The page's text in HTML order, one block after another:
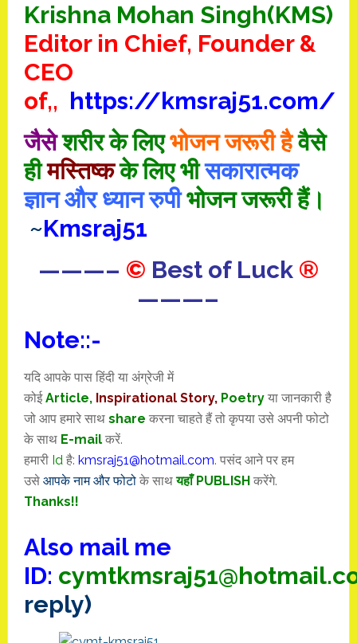
Krishna Mohan Singh(KMS)
Editor in Chief, Founder &
CEO
of,, https://kmsraj51.com/
जैसेशरीर के लिएभोजन जरूरी हैवैसे
हीमस्तिष्कके लिए भीसकारात्मक
ज्ञान और ध्यान रुपीभोजन जरूरी हैं।
~Kmsraj51
———– © Best of Luck ®
———–
Note::-
यदि आपके पास हिंदी या अंग्रेजी में
कोई Article, Inspirational Story, Poetry या जानकारी है
जो आप हमारे साथ share करना चाहते हैं तो कृपया उसे अपनी फोटो
के साथ E-mail करें.
हमारी Idहै: kmsraj51@hotmail.com. पसंद आने पर हम
उसे आपके नाम और फोटोके साथ यहाँ PUBLISHकरेंगे.
Thanks!!
Also mail me
ID:
reply)